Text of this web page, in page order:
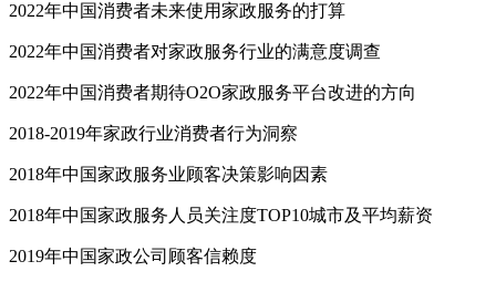
2022年中国消费者未来使用家政服务的打算
2022年中国消费者对家政服务行业的满意度调查
2022年中国消费者期待O2O家政服务平台改进的方向
2018-2019年家政行业消费者行为洞察
2018年中国家政服务业顾客决策影响因素
2018年中国家政服务人员关注度TOP10城市及平均薪资
2019年中国家政公司顾客信赖度